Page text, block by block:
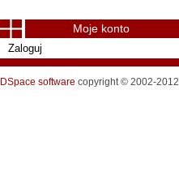
Moje konto
Zaloguj
DSpace software copyright © 2002-2012